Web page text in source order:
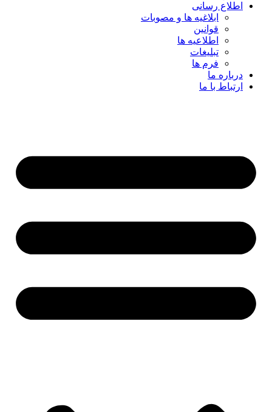
اطلاع رسانی
ابلاغیه ها و مصوبات
قوانین
اطلاعیه ها
تبلیغات
فرم ها
درباره ما
ارتباط با ما